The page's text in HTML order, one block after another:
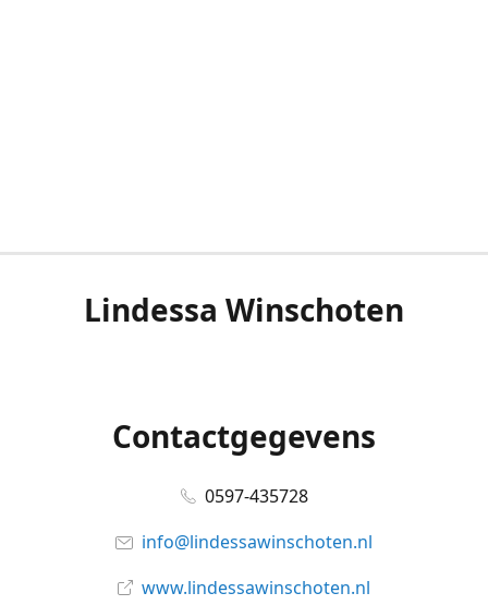
Lindessa Winschoten
Contactgegevens
0597-435728
info@lindessawinschoten.nl
www.lindessawinschoten.nl